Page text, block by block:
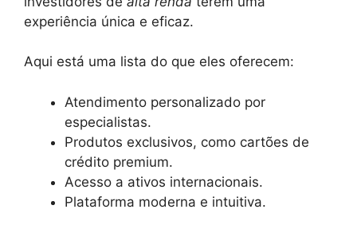
experiência única e eficaz.
Aqui está uma lista do que eles oferecem:
Atendimento personalizado por
especialistas.
Produtos exclusivos, como cartões de
crédito premium.
Acesso a ativos internacionais.
Plataforma moderna e intuitiva.